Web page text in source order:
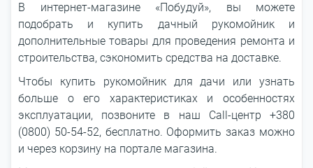
В интернет-магазине «Побудуй», вы можете
подобрать и купить дачный рукомойник и
дополнительные товары для проведения ремонта и
строительства, сэкономить средства на доставке.
Чтобы купить рукомойник для дачи или узнать
больше о его характеристиках и особенностях
эксплуатации, позвоните в наш Call-центр +380
(0800) 50-54-52, бесплатно. Оформить заказ можно
и через корзину на портале магазина.